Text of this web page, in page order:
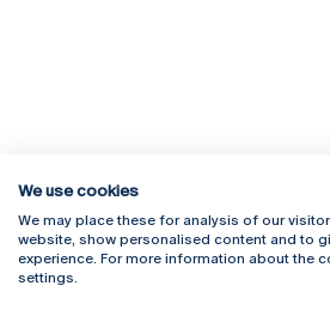
Rua Diogo Botelho 1327
4169-005 Porto
+351 226 196 240
Webmail
We use cookies
We may place these for analysis of our
website, show personalised content and to
experience. For more information about the
settings.